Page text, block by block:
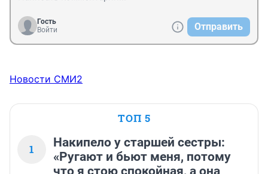
Гость
Войти
Отправить
Новости СМИ2
ТОП 5
1
Накипело у старшей сестры:
«Ругают и бьют меня, потому
что я стою спокойная, а она